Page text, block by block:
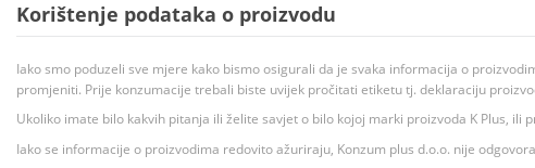
Korištenje podataka o proizvodu
Iako smo poduzeli sve mjere kako bismo osigurali da je svaka informacija o
promjeniti. Prije konzumacije trebali biste uvijek pročitati etiketu tj. deklaraciju
Ukoliko imate bilo kakvih pitanja ili želite savjet o bilo kojoj marki proizvoda K Plus,
Iako se informacije o proizvodima redovito ažuriraju, Konzum plus d.o.o. nije